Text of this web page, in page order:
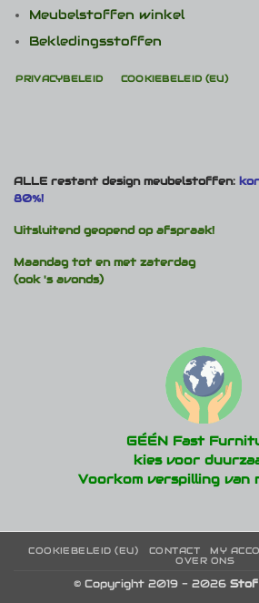
Meubelstoffen winkel
Bekledingsstoffen
PRIVACYBELEID COOKIEBELEID (EU)
ALLE restant design meubelstoffen:
80%!
Uitsluitend geopend op afspraak!
Maandag tot en met zaterdag
(ook 's avonds)
GÉÉN Fast
kies voor
Voorkom verspilling van
COOKIEBELEID (EU) CONTACT MY
OVER ONS
© Copyright 2019 - 2026 Stof